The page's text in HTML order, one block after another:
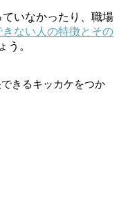
いなかったり、職場
きない人の特徴とその
う。
きるキッカケをつか